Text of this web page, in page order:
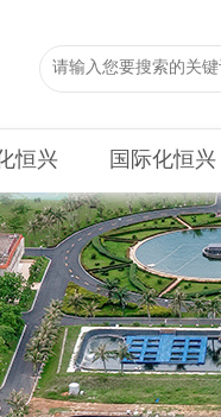
恒兴 国际化恒兴